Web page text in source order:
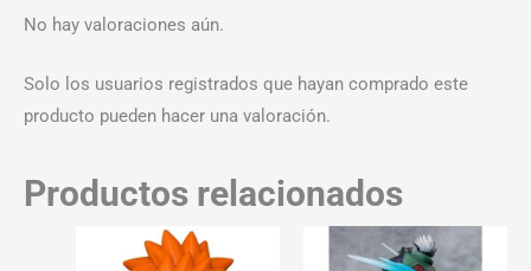
No hay valoraciones aún.
Solo los usuarios registrados que hayan comprado este
producto pueden hacer una valoración.
Productos relacionados